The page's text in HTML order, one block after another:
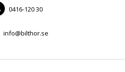
0416-120 30
info@bilthor.se